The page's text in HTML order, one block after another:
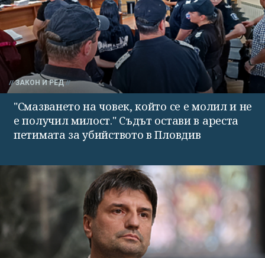
ЗАКОН И РЕД
"Смазването на човек, който се е молил и не
е получил милост." Съдът остави в ареста
петимата за убийството в Пловдив